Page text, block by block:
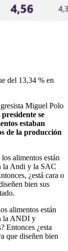
del 13,34 % en
Miguel Polo
presidente se
estaban
de la producción
alimentos están
la Andi y la SAC
¿está cara o
bien sus
alimentos están
la ANDI y
Entonces ¿esta
que diseñen bien